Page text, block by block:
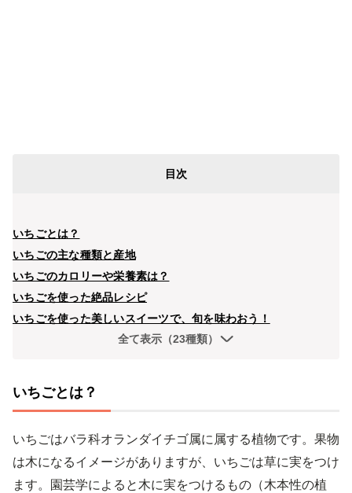
目次
いちごとは？
いちごの主な種類と産地
いちごのカロリーや栄養素は？
いちごを使った絶品レシピ
いちごを使った美しいスイーツで、旬を味わおう！
全て表示（23種類）
いちごとは？
いちごはバラ科オランダイチゴ属に属する植物です。果物
は木になるイメージがありますが、いちごは草に実をつけ
ます。園芸学によると木に実をつけるもの（木本性の植